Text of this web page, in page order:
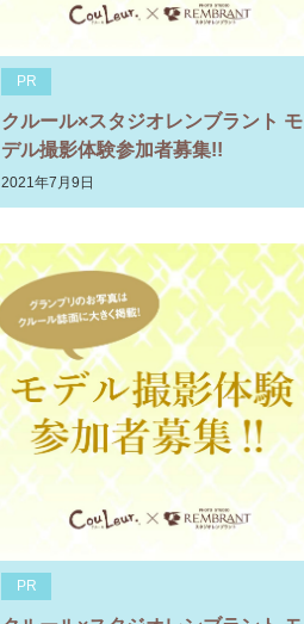
PR
クルール×スタジオレンブラント モ
デル撮影体験参加者募集!!
2021年7月9日
PR